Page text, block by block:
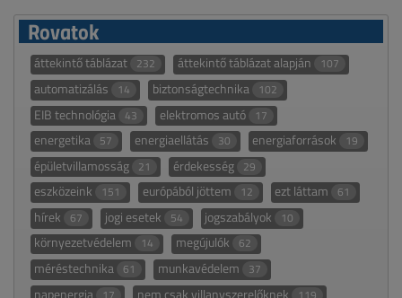
Rovatok
áttekintő táblázat 232 áttekintő táblázat alapján 107
automatizálás 14 biztonságtechnika 102
EIB technológia 43 elektromos autó 17
energetika 57 energiaellátás 30 energiaforrások 19
épületvillamosság 21 érdekesség 29
eszközeink 151 európából jöttem 12 ezt láttam 61
hírek 67 jogi esetek 54 jogszabályok 10
környezetvédelem 14 megújulók 62
méréstechnika 61 munkavédelem 37
napenergia 17 nem csak villanyszerelőknek 119